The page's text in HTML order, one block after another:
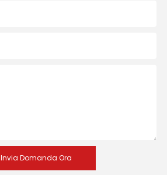
Invia Domanda Ora